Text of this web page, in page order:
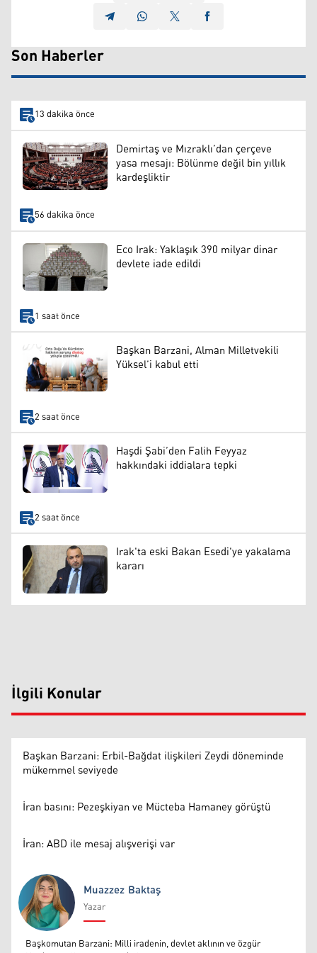
Son Haberler
13 dakika önce
Demirtaş ve Mızraklı’dan çerçeve
yasa mesajı: Bölünme değil bin yıllık
kardeşliktir
56 dakika önce
Eco Irak: Yaklaşık 390 milyar dinar
devlete iade edildi
1 saat önce
Başkan Barzani, Alman Milletvekili
Yüksel’i kabul etti
2 saat önce
Haşdi Şabi’den Falih Feyyaz
hakkındaki iddialara tepki
2 saat önce
Irak'ta eski Bakan Esedi'ye yakalama
kararı
İlgili Konular
Başkan Barzani: Erbil-Bağdat ilişkileri Zeydi döneminde
mükemmel seviyede
İran basını: Pezeşkiyan ve Mücteba Hamaney görüştü
İran: ABD ile mesaj alışverişi var
Muazzez Baktaş
Muazzez Baktaş
Yazar
Başkomutan Barzani: Milli iradenin, devlet aklının ve özgür